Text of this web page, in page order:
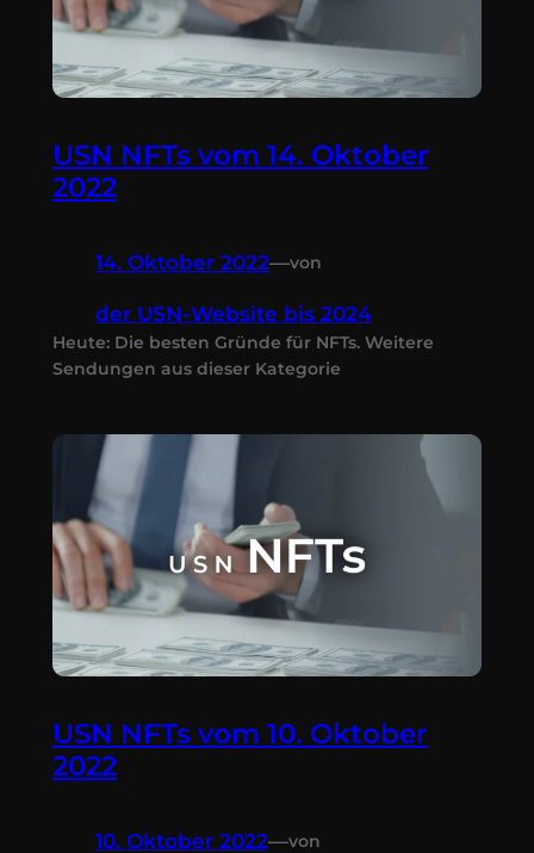
USN NFTs vom 14. Oktober
2022
14. Oktober 2022—von
der USN-Website bis 2024
Heute: Die besten Gründe für NFTs. Weitere
Sendungen aus dieser Kategorie
USN NFTs vom 10. Oktober
2022
10. Oktober 2022—von